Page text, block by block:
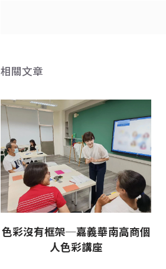
相關文章
色彩沒有框架─嘉義華南高商個
人色彩講座